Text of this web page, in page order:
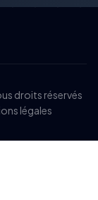
droits réservés
légales